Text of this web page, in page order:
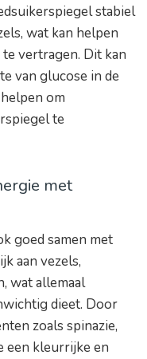
stabiel
wat kan helpen
vertragen. Dit kan
van glucose in de
om
te
met
goed samen met
aan vezels,
wat allemaal
dieet. Door
zoals spinazie,
een kleurrijke en